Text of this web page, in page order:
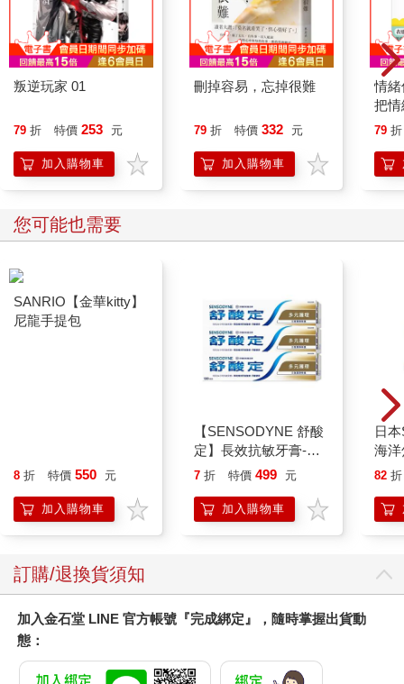
叛逆玩家 01
79 折 特價 253 元
加入購物車
刪掉容易，忘掉很難
79 折 特價 332 元
加入購物車
情
把
誰
79 折
您可能也需要
8 折 特價 550 元
加入購物車
【SENSODYNE 舒酸
定】長效抗敏牙膏-多
元護理120gx3入
7 折 特價 499 元
加入購物車
日
海
82 折
訂購/退換貨須知
加入金石堂 LINE 官方帳號『完成綁定』，隨時掌握出貨動
態：